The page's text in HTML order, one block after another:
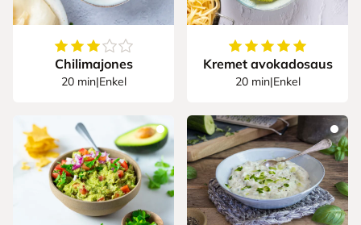
3av5stjerner
Chilimajones
20 min|Enkel
5av5stjerner
Kremet avokadosaus
20 min|Enkel